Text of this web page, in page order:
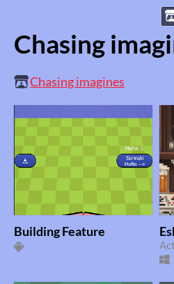
Chasing
Chasing imagines
Building Feature